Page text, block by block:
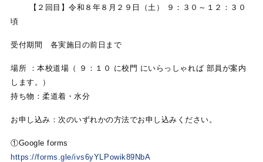
【２回目】令和８年８月２９日（土） ９：３０～１２：３０
頃
受付期間 各実施日の前日まで
場所 ：本校道場（ ９：１０ に校門 にいらっしゃれば 部員が案内
します。）
持ち物：柔道着・水分
お申し込み：次のいずれかの方法でお申し込みください。
①Google forms
https://forms.gle/ivs6yYLPowik89NbA